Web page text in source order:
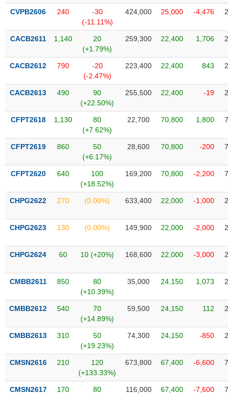
CVPB2606 240
-30
(-11.11%)
424,000 25,000 -4,476
CACB2611 1,140
20
(+1.79%)
259,300 22,400 1,706
CACB2612 790
-20
(-2.47%)
223,400 22,400 843
CACB2613 490
90
(+22.50%)
255,500 22,400 -19
CFPT2618 1,130
80
(+7.62%)
22,700 70,800 1,800
CFPT2619 860
50
(+6.17%)
28,600 70,800 -200
CFPT2620 640
100
(+18.52%)
169,200 70,800 -2,200
CHPG2622 270 (0.00%) 633,400 22,000 -1,000
CHPG2623 130 (0.00%) 149,900 22,000 -2,000
CHPG2624 60 10 (+20%) 168,600 22,000 -3,000
CMBB2611 850
80
(+10.39%)
35,000 24,150 1,073
CMBB2612 540
70
(+14.89%)
59,500 24,150 112
CMBB2613 310
50
(+19.23%)
74,300 24,150 -850
CMSN2616 210
120
(+133.33%)
673,800 67,400 -6,600
CMSN2617 170
80
116,000 67,400 -7,600
ĐỘNG
chứng
khoán
Tất cả Cổ phiếu Chỉ số Chứng chỉ quỹ Chứng
Lãnh
(-)
Người nội bộ Người liên quan
tức
(-)
Bài
tác
(-)
Báo
tích
(-)
ngữ
(-)